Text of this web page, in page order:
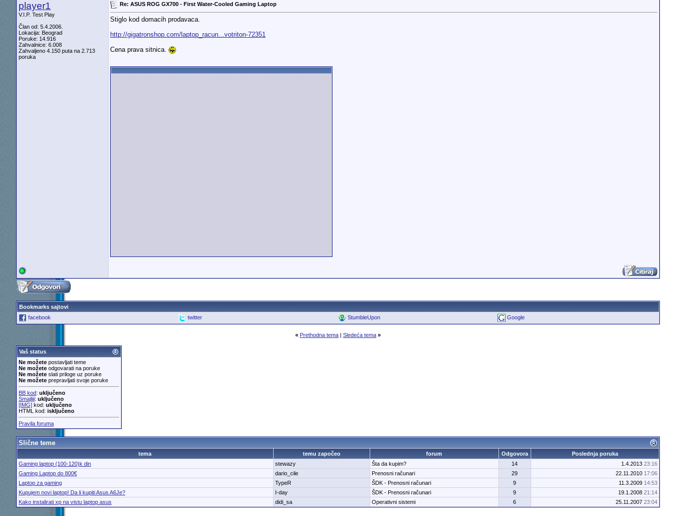
player1
V.I.P. Test Play
Član od: 5.4.2006.
Lokacija: Beograd
Poruke: 14.916
Zahvalnice: 6.008
Zahvaljeno 4.150 puta na 2.713
poruka
Re: ASUS ROG GX700 - First Water-Cooled Gaming Laptop
Stiglo kod domacih prodavaca.
http://gigatronshop.com/laptop_racun...votriton-72351
Cena prava sitnica.
Bookmarks sajtovi
facebook
twitter StumbleUpon Google
« Prethodna tema| Sledeća tema »
Vaš status
Ne možetepostavljati teme
Ne možeteodgovarati na poruke
Ne možeteslati priloge uz poruke
Ne možeteprepravljati svoje poruke
BB kod: uključeno
Smajliji: uključeno
[IMG]kod: uključeno
HTML kod: isključeno
Pravila foruma
Slične teme
tema temu započeo forum Odgovora
Poslednja poruka
Gaming laptop (100-120)k din
stewazy Šta da kupim? 14 1.4.2013 23:16
Gaming Laptop do 800€
dario_cile Prenosni računari 29 22.11.2010 17:06
Laptop za gaming
TypeR ŠDK - Prenosni računari 9 11.3.2009 14:53
Kupujem novi laptop! Da li kupiti Asus A6Je?
I-day ŠDK - Prenosni računari 9 19.1.2008 21:14
Kako instalirati xp na vistu laptop asus
didi_sa Operativni sistemi 6 25.11.2007 23:04